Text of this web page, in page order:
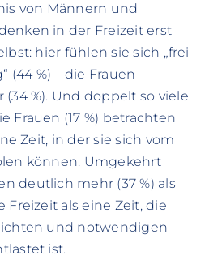
von Männern und
in der Freizeit erst
hier fühlen sie sich „frei
(44 %) – die Frauen
%). Und doppelt so viele
Frauen (17 %) betrachten
Zeit, in der sie sich vom
können. Umgekehrt
deutlich mehr (37 %) als
Freizeit als eine Zeit, die
und notwendigen
ist.